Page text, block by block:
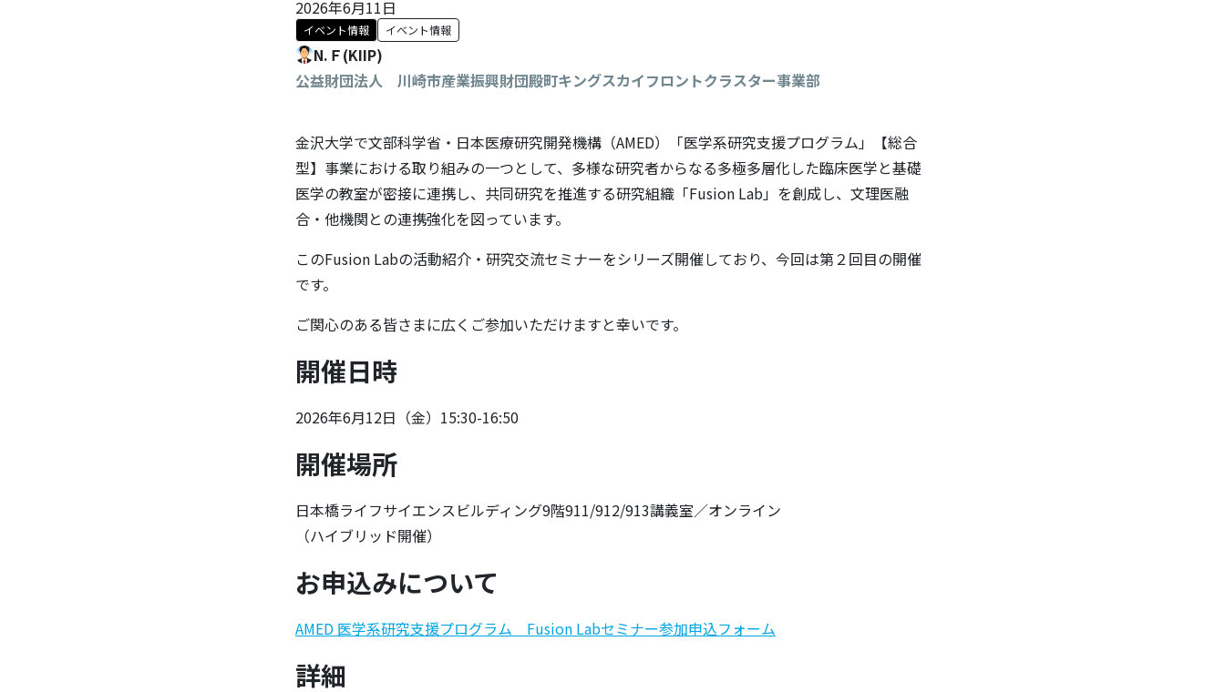
2026年6月11日
イベント情報 イベント情報
N.Ｆ(KIIP)
公益財団法人 川崎市産業振興財団殿町キングスカイフロントクラスター事業部
金沢大学で文部科学省・日本医療研究開発機構（AMED）「医学系研究支援プログラム」【総合
型】事業における取り組みの一つとして、多様な研究者からなる多極多層化した臨床医学と基礎
医学の教室が密接に連携し、共同研究を推進する研究組織「Fusion Lab」を創成し、文理医融
合・他機関との連携強化を図っています。
このFusion Labの活動紹介・研究交流セミナーをシリーズ開催しており、今回は第２回目の開催
です。
ご関心のある皆さまに広くご参加いただけますと幸いです。
開催日時
2026年6月12日（金）15:30-16:50
開催場所
日本橋ライフサイエンスビルディング9階911/912/913講義室／オンライン
（ハイブリッド開催）
お申込みについて
AMED 医学系研究支援プログラム Fusion Labセミナー参加申込フォーム
詳細